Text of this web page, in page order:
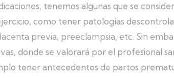
tenemos algunas que se
como tener patologías
previa, preeclampsia, etc. Sin
donde se valorará por el profesional
tener antecedentes de partos